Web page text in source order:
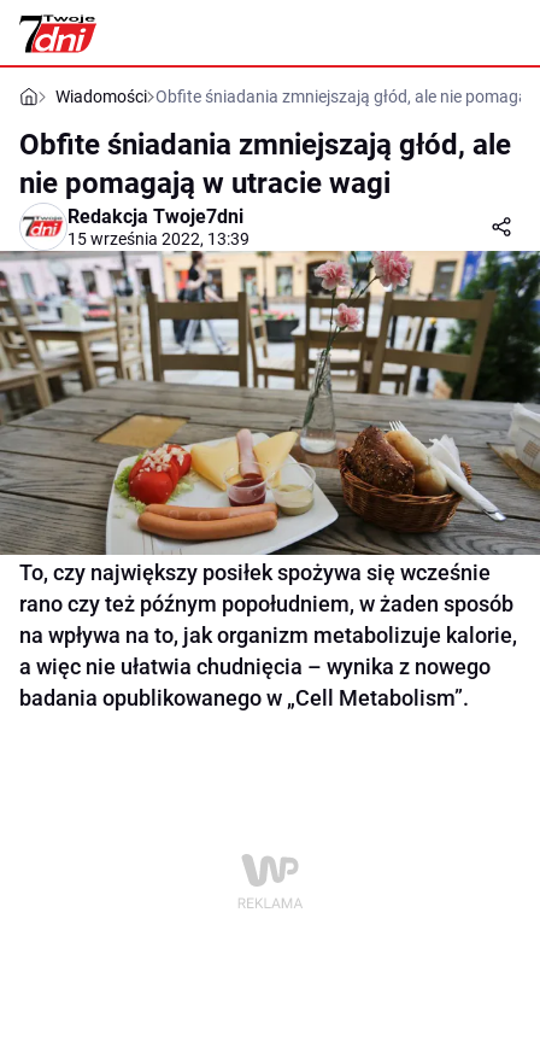
Wiadomości Obfite śniadania zmniejszają głód, ale nie
Obfite śniadania zmniejszają głód, ale
nie pomagają w utracie wagi
Redakcja Twoje7dni
15 września 2022, 13:39
To, czy największy posiłek spożywa się wcześnie
rano czy też późnym popołudniem, w żaden sposób
na wpływa na to, jak organizm metabolizuje kalorie,
a więc nie ułatwia chudnięcia – wynika z nowego
badania opublikowanego w „Cell Metabolism”.